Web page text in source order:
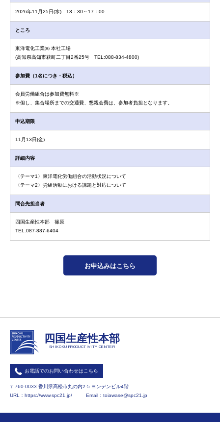
2026年11月25日(水) 13：30～17：00
ところ
東洋電化工業㈱ 本社工場
(高知県高知市萩町二丁目2番25号 TEL:088-834-4800)
参加費（1名につき・税込）
会員労働組合は参加費無料※
※但し、集合場所までの交通費、懇親会費は、参加者負担となります。
申込期限
11月13日(金)
詳細内容
〈テーマ1〉東洋電化労働組合の活動状況について
〈テーマ2〉労組活動における課題と対応について
問合先担当者
四国生産性本部 篠原
TEL.087-887-6404
お申込みはこちら
四国生産性本部
SHIKOKU PRODUCTIVITY CENTER
お電話でのお問い合わせはこちら
〒760-0033 香川県高松市丸の内2-5 ヨンデンビル4階
URL： https://www.spc21.jp/ Email： toiawase@spc21.jp